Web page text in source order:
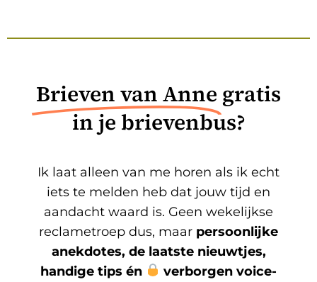
Brieven van Anne gratis
in je brievenbus?
Ik laat alleen van me horen als ik echt
iets te melden heb dat jouw tijd en
aandacht waard is. Geen wekelijkse
reclametroep dus, maar persoonlijke
anekdotes, de laatste nieuwtjes,
handige tips én
verborgen voice-